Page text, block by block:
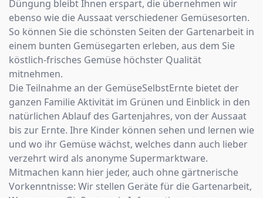
Düngung bleibt Ihnen erspart, die übernehmen wir
ebenso wie die Aussaat verschiedener Gemüsesorten.
So können Sie die schönsten Seiten der Gartenarbeit in
einem bunten Gemüsegarten erleben, aus dem Sie
köstlich-frisches Gemüse höchster Qualität
mitnehmen.
Die Teilnahme an der GemüseSelbstErnte bietet der
ganzen Familie Aktivität im Grünen und Einblick in den
natürlichen Ablauf des Gartenjahres, von der Aussaat
bis zur Ernte. Ihre Kinder können sehen und lernen wie
und wo ihr Gemüse wächst, welches dann auch lieber
verzehrt wird als anonyme Supermarktware.
Mitmachen kann hier jeder, auch ohne gärtnerische
Vorkenntnisse: Wir stellen Geräte für die Gartenarbeit,